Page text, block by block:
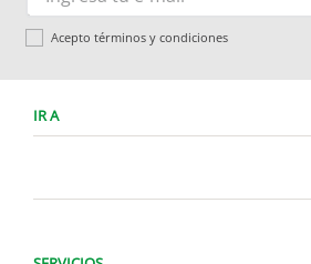
Acepto términos y condiciones
IR A